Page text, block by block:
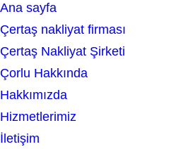
e
a
r
c
h
Ana sayfa
Çertaş nakliyat firması
Çertaş Nakliyat Şirketi
Çorlu Hakkında
Hakkımızda
Hizmetlerimiz
İletişim